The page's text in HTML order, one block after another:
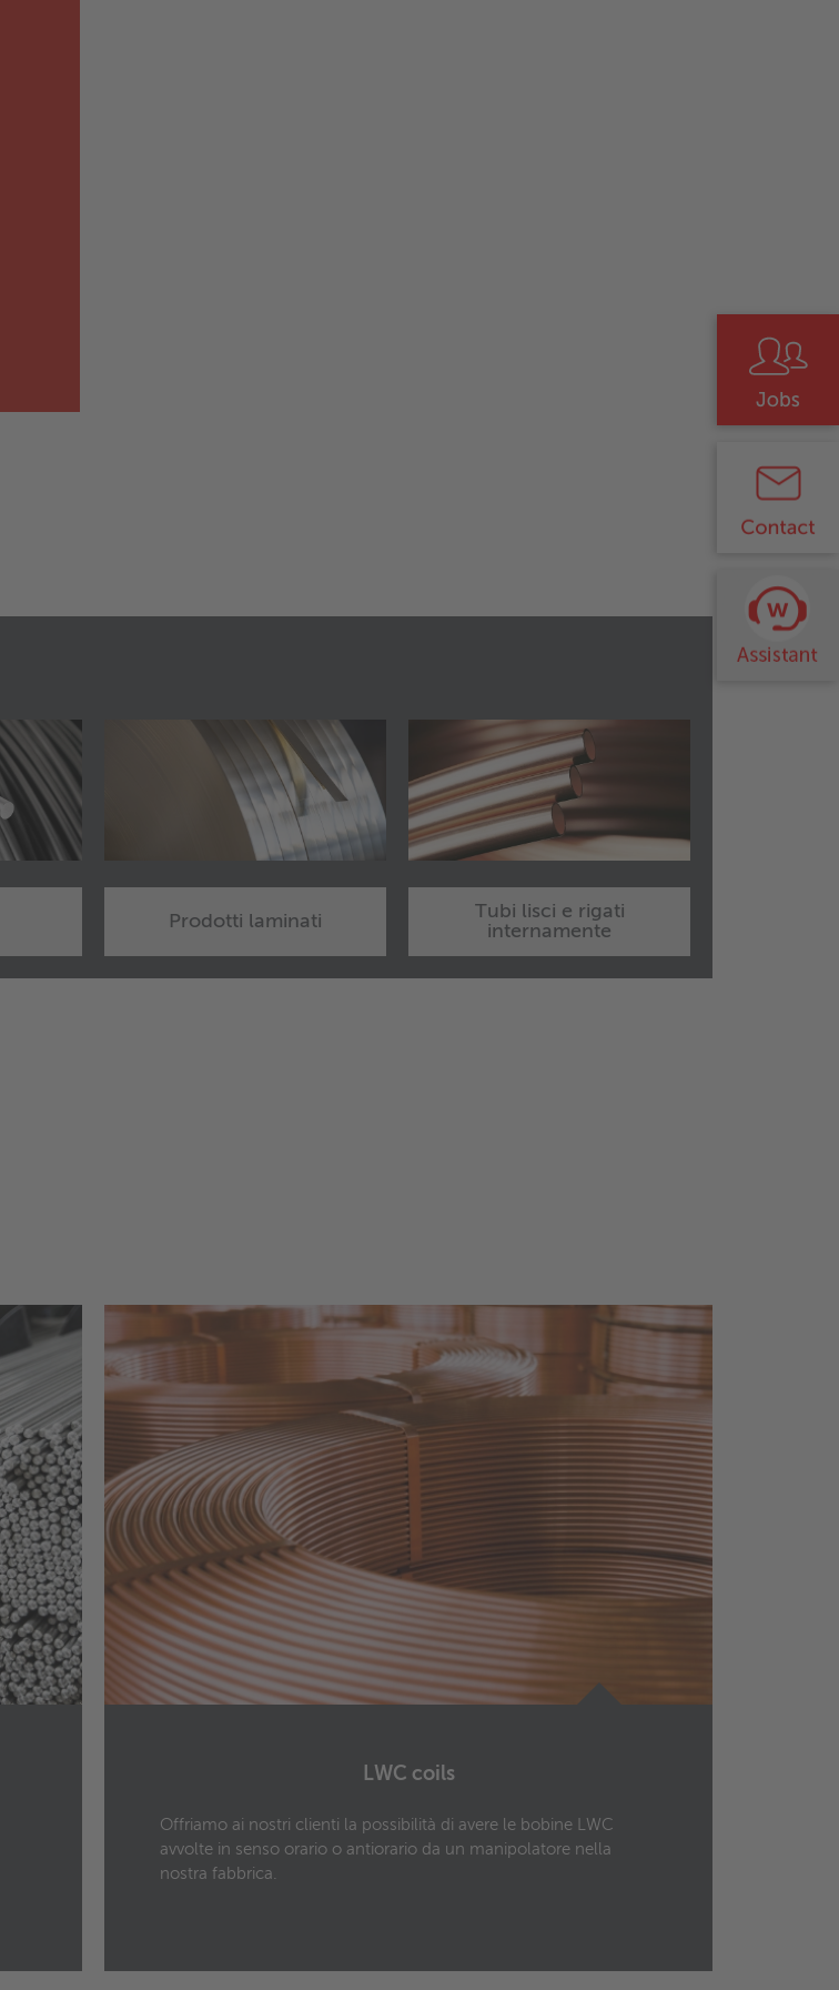
Prodotti laminati
Tubi lisci e rigati
internamente
LWC coils
Offriamo ai nostri clienti la possibilità di avere le bobine LWC
avvolte in senso orario o antiorario da un manipolatore nella
nostra fabbrica.